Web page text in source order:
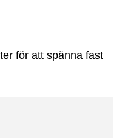
för att spänna fast